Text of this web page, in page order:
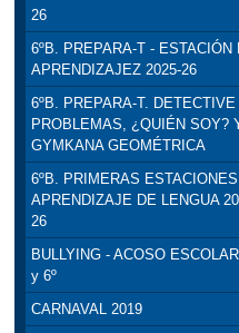
26
6ºB. PREPARA-T - ESTACIÓN
APRENDIZAJEZ 2025-26
6ºB. PREPARA-T. DETECTIVE
PROBLEMAS, ¿QUIÉN SOY?
GYMKANA GEOMÉTRICA
6ºB. PRIMERAS
APRENDIZAJE DE LENGUA
26
BULLYING - ACOSO
y 6º
CARNAVAL 2019